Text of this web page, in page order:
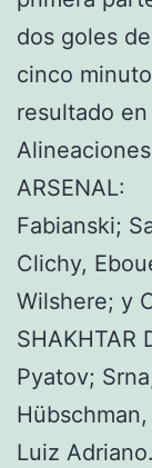
dos goles
cinco
resultado
ARSENAL:
Fabianski;
Clichy,
Wilshere; y
SHAKHTAR
Pyatov;
Luiz Adriano.